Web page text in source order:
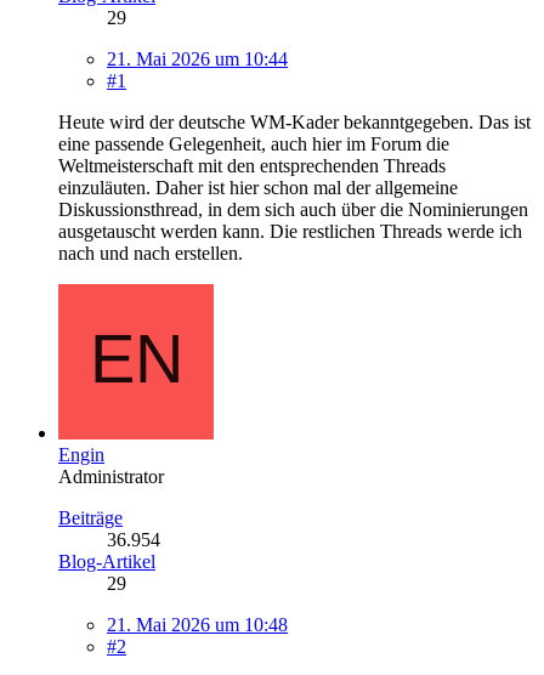
29
21. Mai 2026 um 10:44
#1
Heute wird der deutsche WM-Kader bekanntgegeben. Das ist
eine passende Gelegenheit, auch hier im Forum die
Weltmeisterschaft mit den entsprechenden Threads
einzuläuten. Daher ist hier schon mal der allgemeine
Diskussionsthread, in dem sich auch über die Nominierungen
ausgetauscht werden kann. Die restlichen Threads werde ich
nach und nach erstellen.
Engin
Administrator
Beiträge
36.954
Blog-Artikel
29
21. Mai 2026 um 10:48
#2